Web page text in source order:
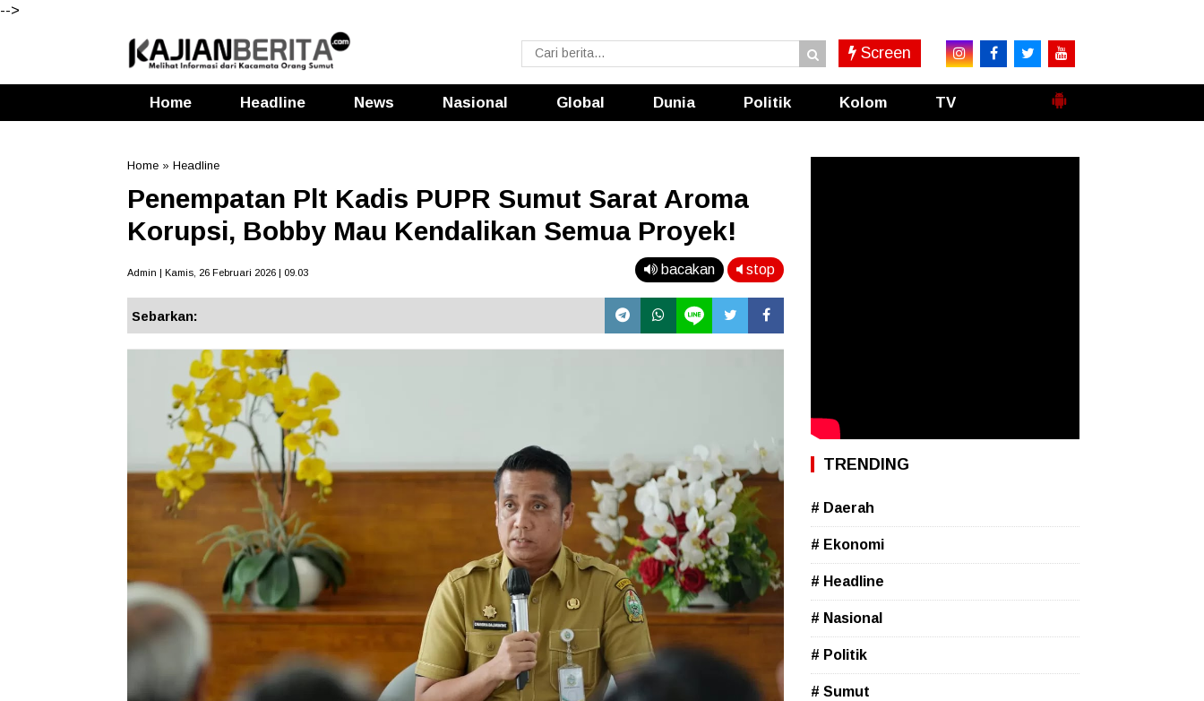
-->
Screen
Home Headline News Nasional Global Dunia Politik Kolom TV
Home » Headline
Penempatan Plt Kadis PUPR Sumut Sarat Aroma
Korupsi, Bobby Mau Kendalikan Semua Proyek!
Admin | Kamis, 26 Februari 2026 | 09.03 bacakan stop
Sebarkan:
TRENDING
# Daerah
# Ekonomi
# Headline
# Nasional
# Politik
# Sumut